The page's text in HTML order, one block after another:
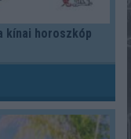
kínai horoszkóp